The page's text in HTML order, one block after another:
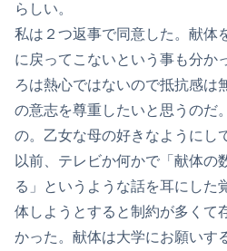
らしい。
私は２つ返事で同意した。献体
に戻ってこないという事も分か
ろは熱心ではないので抵抗感は
の意志を尊重したいと思うのだ
の。乙女な母の好きなようにし
以前、テレビか何かで「献体の
る」というような話を耳にした
体しようとすると制約が多くて
かった。献体は大学にお願いす